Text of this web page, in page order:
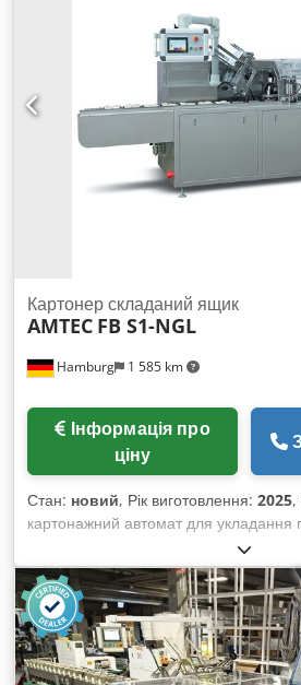
Hamburg 1 585 km
Картонер складаний ящик
AMTEC FB S1-NGL
ціну
Стан: новий, Рік виготовлення: 2025,
картонажний автомат для укладання
коробки. Підходить для різноманітних
товари), таких як: туби, пляшки/
контейнери, ампули, флакони,
косметичні баночки, вакуумовані
Повністю автоматизований процес
подачу продукції, формування